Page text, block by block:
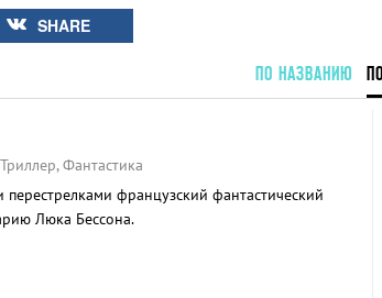
SHARE
ПО НАЗВАНИЮ
Фантастика
французский фантастический
Люка Бессона.